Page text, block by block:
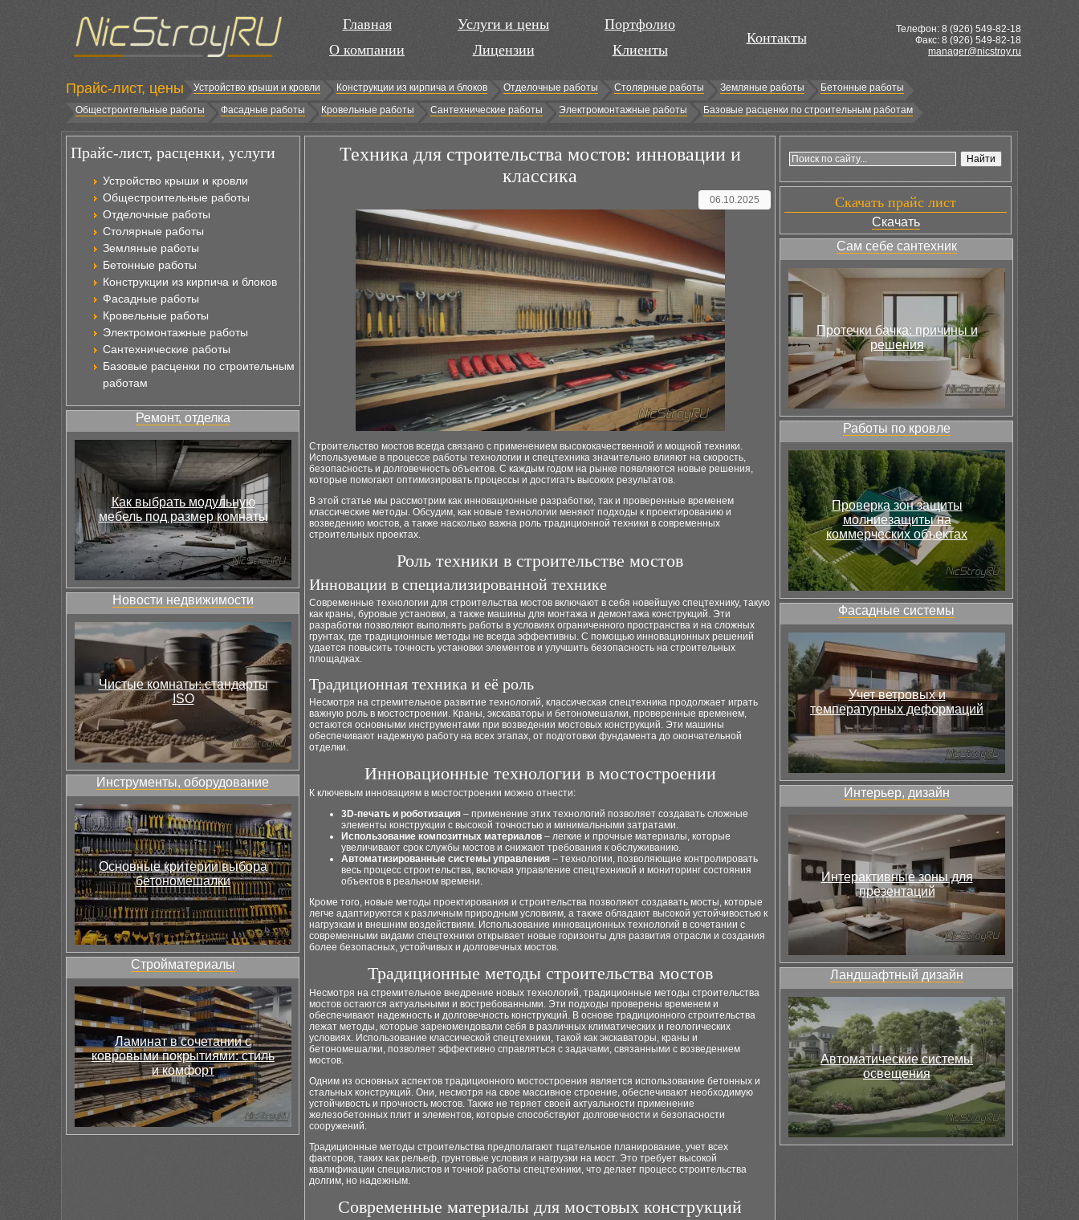
Главная
О компании
Услуги и цены
Лицензии
Портфолио
Клиенты
Контакты
Телефон: 8 (926) 549-82-18
Факс: 8 (926) 549-82-18
manager@nicstroy.ru
Прайс-лист, цены Устройство крыши и кровли Конструкции из кирпича и блоков Отделочные работы Столярные работы Земляные работы
Бетонные работы
Общестроительные работы
Фасадные работы Кровельные работы Сантехнические работы Электромонтажные работы Базовые расценки по строительным работам
Прайс-лист, расценки, услуги
Устройство крыши и кровли
Общестроительные работы
Отделочные работы
Столярные работы
Земляные работы
Бетонные работы
Конструкции из кирпича и блоков
Фасадные работы
Кровельные работы
Электромонтажные работы
Сантехнические работы
Базовые расценки по строительным
работам
Ремонт, отделка
Как выбрать модульную
мебель под размер комнаты
Новости недвижимости
Чистые комнаты: стандарты
ISO
Инструменты, оборудование
Основные критерии выбора
бетономешалки
Стройматериалы
Ламинат в сочетании с
ковровыми покрытиями: стиль
и комфорт
Техника для строительства мостов: инновации и
классика
06.10.2025
Строительство мостов всегда связано с применением высококачественной и мощной техники.
Используемые в процессе работы технологии и спецтехника значительно влияют на скорость,
безопасность и долговечность объектов. С каждым годом на рынке появляются новые решения,
которые помогают оптимизировать процессы и достигать высоких результатов.
В этой статье мы рассмотрим как инновационные разработки, так и проверенные временем
классические методы. Обсудим, как новые технологии меняют подходы к проектированию и
возведению мостов, а также насколько важна роль традиционной техники в современных
строительных проектах.
Роль техники в строительстве мостов
Инновации в специализированной технике
Современные технологии для строительства мостов включают в себя новейшую спецтехнику, такую
как краны, буровые установки, а также машины для монтажа и демонтажа конструкций. Эти
разработки позволяют выполнять работы в условиях ограниченного пространства и на сложных
грунтах, где традиционные методы не всегда эффективны. С помощью инновационных решений
удается повысить точность установки элементов и улучшить безопасность на строительных
площадках.
Традиционная техника и её роль
Несмотря на стремительное развитие технологий, классическая спецтехника продолжает играть
важную роль в мостостроении. Краны, экскаваторы и бетономешалки, проверенные временем,
остаются основными инструментами при возведении мостовых конструкций. Эти машины
обеспечивают надежную работу на всех этапах, от подготовки фундамента до окончательной
отделки.
Инновационные технологии в мостостроении
К ключевым инновациям в мостостроении можно отнести:
3D-печать и роботизация – применение этих технологий позволяет создавать сложные
элементы конструкции с высокой точностью и минимальными затратами.
Использование композитных материалов – легкие и прочные материалы, которые
увеличивают срок службы мостов и снижают требования к обслуживанию.
Автоматизированные системы управления – технологии, позволяющие контролировать
весь процесс строительства, включая управление спецтехникой и мониторинг состояния
объектов в реальном времени.
Кроме того, новые методы проектирования и строительства позволяют создавать мосты, которые
легче адаптируются к различным природным условиям, а также обладают высокой устойчивостью к
нагрузкам и внешним воздействиям. Использование инновационных технологий в сочетании с
современными видами спецтехники открывает новые горизонты для развития отрасли и создания
более безопасных, устойчивых и долговечных мостов.
Традиционные методы строительства мостов
Несмотря на стремительное внедрение новых технологий, традиционные методы строительства
мостов остаются актуальными и востребованными. Эти подходы проверены временем и
обеспечивают надежность и долговечность конструкций. В основе традиционного строительства
лежат методы, которые зарекомендовали себя в различных климатических и геологических
условиях. Использование классической спецтехники, такой как экскаваторы, краны и
бетономешалки, позволяет эффективно справляться с задачами, связанными с возведением
мостов.
Одним из основных аспектов традиционного мостостроения является использование бетонных и
стальных конструкций. Они, несмотря на свое массивное строение, обеспечивают необходимую
устойчивость и прочность мостов. Также не теряет своей актуальности применение
железобетонных плит и элементов, которые способствуют долговечности и безопасности
сооружений.
Традиционные методы строительства предполагают тщательное планирование, учет всех
факторов, таких как рельеф, грунтовые условия и нагрузки на мост. Это требует высокой
квалификации специалистов и точной работы спецтехники, что делает процесс строительства
долгим, но надежным.
Современные материалы для мостовых конструкций
Скачать прайс лист
Скачать
Сам себе сантехник
Протечки бачка: причины и
решения
Работы по кровле
Проверка зон защиты
молниезащиты на
коммерческих объектах
Фасадные системы
Учет ветровых и
температурных деформаций
Интерьер, дизайн
Интерактивные зоны для
презентаций
Ландшафтный дизайн
Автоматические системы
освещения